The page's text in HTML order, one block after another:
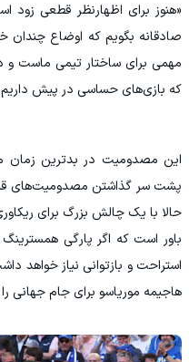
«هنوز برای اظهارنظر قطعی زود
صادقانه بگویم که اوضاع چندان
مهمی برای ساختار تیمی ماست
که بازی‌های حساسی در پیش
این مصدومیت در بدترین زمان
پشت سر گذاشتن مصدومیت‌های
حالا با یک چالش بزرگ برای
باور است که اگر پارگی
استراحت و بازتوانی نیاز خواهد
هاجیمه موریاسو برای جام جهانی